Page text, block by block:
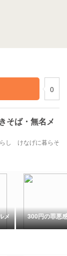
0
そば・無名メ
し けなげに暮らそ
メ 300円の罪悪